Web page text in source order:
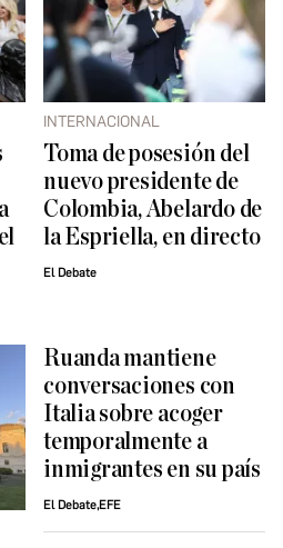
INTERNACIONAL
Toma de posesión del
nuevo presidente de
Colombia, Abelardo de
la Espriella, en directo
El Debate
Ruanda mantiene
conversaciones con
Italia sobre acoger
temporalmente a
inmigrantes en su país
El Debate,EFE